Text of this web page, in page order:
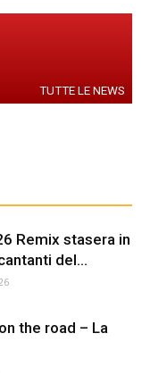
TUTTE LE NEWS
Remix stasera in
del...
the road – La